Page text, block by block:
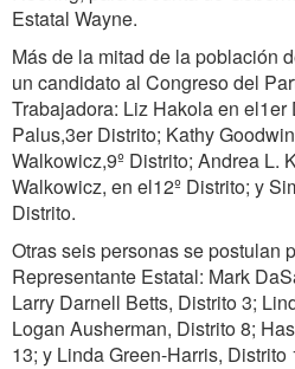
Estatal Wayne.
Más de la mitad de la población
un candidato al Congreso del
Trabajadora: Liz Hakola en
Palus,3er Distrito; Kathy
Walkowicz,9º Distrito; Andrea L.
Walkowicz, en el12º Distrito; y
Distrito.
Otras seis personas se postulan
Representante Estatal: Mark
Larry Darnell Betts, Distrito 3;
Logan Ausherman, Distrito 8;
13; y Linda Green-Harris, Distrito